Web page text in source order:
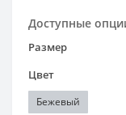
Доступные
Размер
Цвет
Бежевый